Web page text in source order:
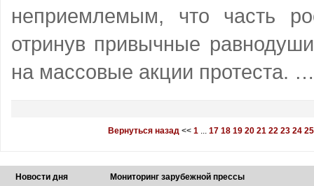
неприемлемым, что часть
отринув привычные
на массовые акции протеста. …
Вернуться назад<< 1 ... 17 18 19 20 21 22 23 24 25
Новости дня Мониторинг зарубежной прессы